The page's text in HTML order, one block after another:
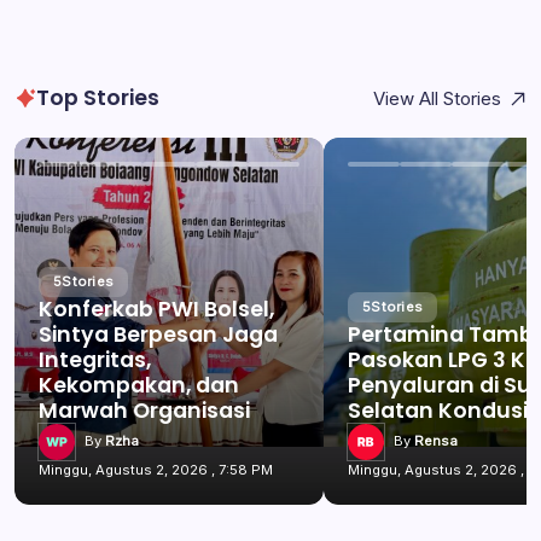
Top Stories View All Stories
5Stories
Konferkab PWI Bolsel,
Sintya Berpesan Jaga
Integritas,
Kekompakan, dan
Marwah Organisasi
By Rzha
Minggu, Agustus 2, 2026 , 7:58 PM
5Stories
Pertamina
Pasokan LPG 3
Penyaluran di
Selatan Kondusif
By Rensa
Minggu, Agustus 2, 2026 ,